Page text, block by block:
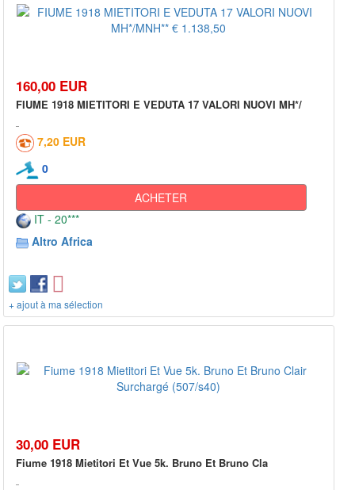
160,00 EUR
FIUME 1918 MIETITORI E VEDUTA 17 VALORI NUOVI MH*/
7,20 EUR
0
ACHETER
IT - 20***
Altro Africa
+ ajout à ma sélection
30,00 EUR
Fiume 1918 Mietitori Et Vue 5k. Bruno Et Bruno Cla